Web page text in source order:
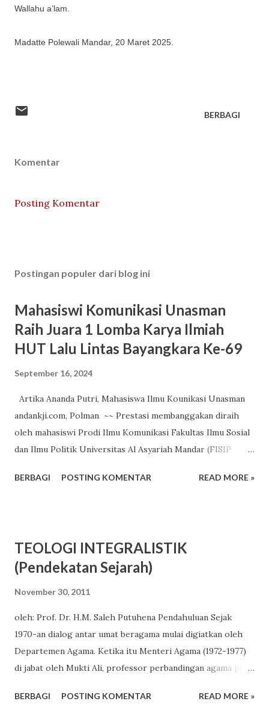
Wallahu a’lam.
Madatte Polewali Mandar, 20 Maret 2025.
BERBAGI
Komentar
Posting Komentar
Postingan populer dari blog ini
Mahasiswi Komunikasi Unasman
Raih Juara 1 Lomba Karya Ilmiah
HUT Lalu Lintas Bayangkara Ke-69
September 16, 2024
Artika Ananda Putri, Mahasiswa Ilmu Kounikasi Unasman
andankji.com, Polman ~~ Prestasi membanggakan diraih
oleh mahasiswi Prodi Ilmu Komunikasi Fakultas Ilmu Sosial
dan Ilmu Politik Universitas Al Asyariah Mandar (FISIP
dalam Lomba Karya Ilmiah yang diselenggarakan oleh
Presisi Hadir" ini diikuti oleh 40 peserta mahasiswa
Perguruan Tinggi se-Sulbar dan mahasiswa dari berbagai
Sulbar Sejahtera: Optimalisasi Regional Traffic Management
Centre (RTMC) melalui Gerakan Satu Hari Tanpa
Pelanggaran”, yang dinilai unggul dari segi kreativitas
gagasan, orisinalitas, analisis, dan sistematika penulisan.
bah...
BERBAGI POSTING KOMENTAR READ MORE »
TEOLOGI INTEGRALISTIK
(Pendekatan Sejarah)
November 30, 2011
oleh: Prof. Dr. H.M. Saleh Putuhena Pendahuluan Sejak
1970-an dialog antar umat beragama mulai digiatkan oleh
Departemen Agama. Ketika itu Menteri Agama (1972-1977)
di jabat oleh Mukti Ali, professor perbandingan agama pada
yang berasal dari kalangan intelektual Muslim , ia sangat
BERBAGI POSTING KOMENTAR READ MORE »